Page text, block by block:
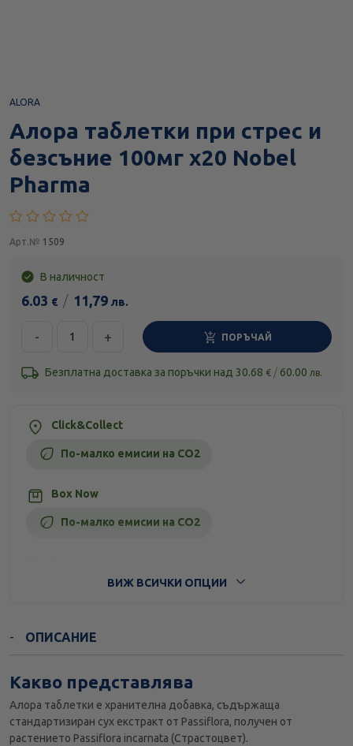
ALORA
Алора таблетки при стрес и
безсъние 100мг х20 Nobel
Pharma
Арт.№ 1509
В наличност
6.03 € / 11,79 лв.
- + ПОРЪЧАЙ
Безплатна доставка за поръчки над 30.68 € / 60.00 лв.
Click&Collect
По-малко емисии на CO2
Box Now
По-малко емисии на CO2
ВИЖ ВСИЧКИ ОПЦИИ
ОПИСАНИЕ
Какво представлява
Алора таблетки е хранителна добавка, съдържаща
стандартизиран сух екстракт от Passiflora, получен от
растението Passiflora incarnatа (Страстоцвет).